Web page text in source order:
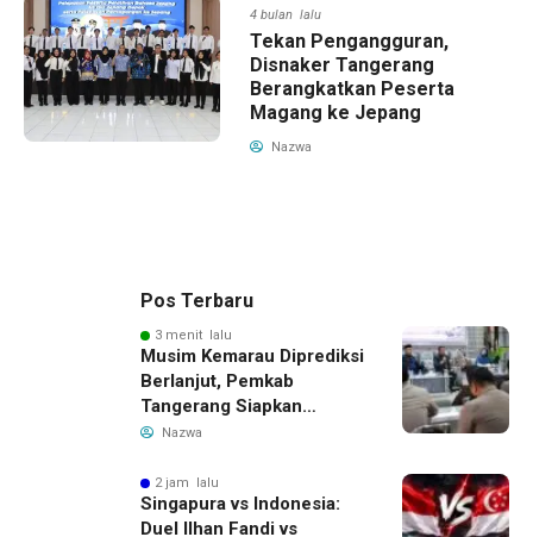
4 bulan lalu
Tekan Pengangguran,
Disnaker Tangerang
Berangkatkan Peserta
Magang ke Jepang
Nazwa
Pos Terbaru
3 menit lalu
Musim Kemarau Diprediksi
Berlanjut, Pemkab
Tangerang Siapkan
Langkah Antisipasi Krisis
Nazwa
2 jam lalu
Singapura vs Indonesia:
Duel Ilhan Fandi vs